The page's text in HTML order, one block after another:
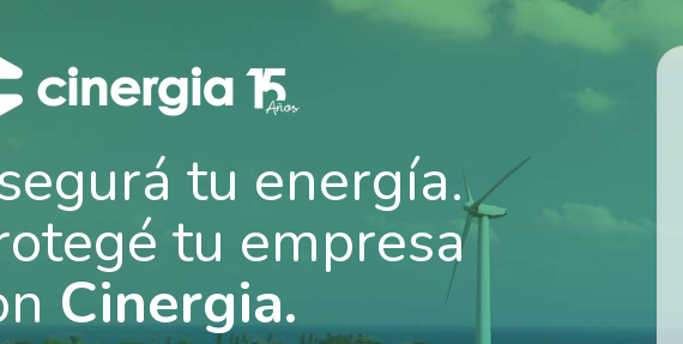
tu energía.
tu empresa
Cinergia.